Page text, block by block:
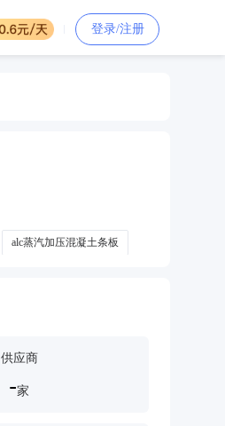
登录/注册
alc蒸汽加压混凝土条板
供应商
-家